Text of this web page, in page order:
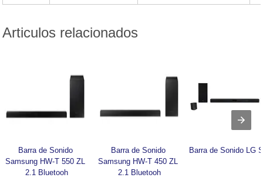
Articulos relacionados
Barra de Sonido
Samsung HW-T 550 ZL
2.1 Bluetooh
Barra de Sonido
Samsung HW-T 450 ZL
2.1 Bluetooh
Barra de Sonido LG